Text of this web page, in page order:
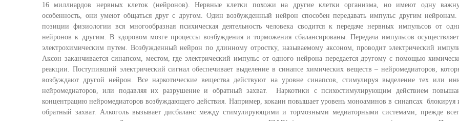
16 миллиардов нервных клеток (нейронов). Нервные клетки похожи на другие клетки организма, но имеют одну
особенность, они умеют общаться друг с другом. Один возбужденный нейрон способен передавать импульс другим
позиции физиологии вся многообразная психическая деятельность человека сводится к передаче нервных импульсов от
нейронов к другим. В здоровом мозге процессы возбуждения и торможения сбалансированы. Передача импульсов
электрохимическим путем. Возбужденный нейрон по длинному отростку, называемому аксоном, проводит электрический
Аксон заканчивается синапсом, местом, где электрический импульс от одного нейрона передается другому с помощью
реакции. Поступивший электрический сигнал обеспечивает выделение в синапсе химических веществ – нейромедиаторов,
возбуждают другой нейрон. Все наркотические вещества действуют на уровне синапсов, стимулируя выделение тех или
нейромедиаторов, или подавляя их разрушение и обратный захват. Наркотики с психостимулирующим действием
концентрацию нейромедиаторов возбуждающего действия. Например, кокаин повышает уровень моноаминов в синапсах блокируя
обратный захват. Алкоголь вызывает дисбаланс между стимулирующими и тормозными медиаторными системами, прежде